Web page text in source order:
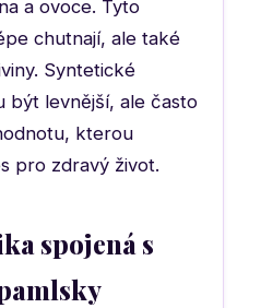
a ovoce. Tyto
chutnají, ale také
Syntetické
být levnější, ale často
kterou
pro zdravý život.
spojená s